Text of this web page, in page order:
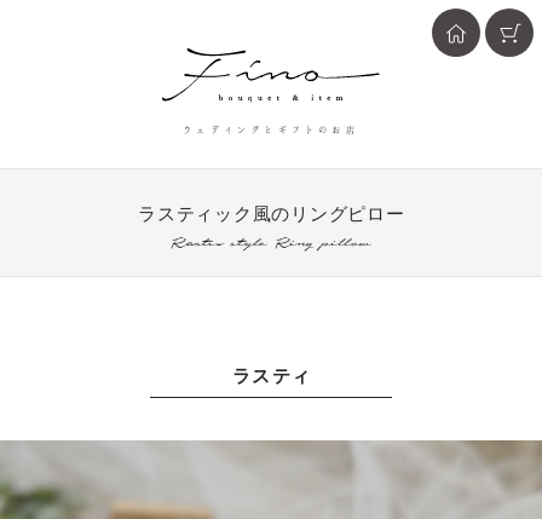
ウェディングとギフトのお店
ラスティック風のリングピロー
Rastic style Ring pillow
上品な素朴さのあるソフトラスティックなリングピロー
ラスティ